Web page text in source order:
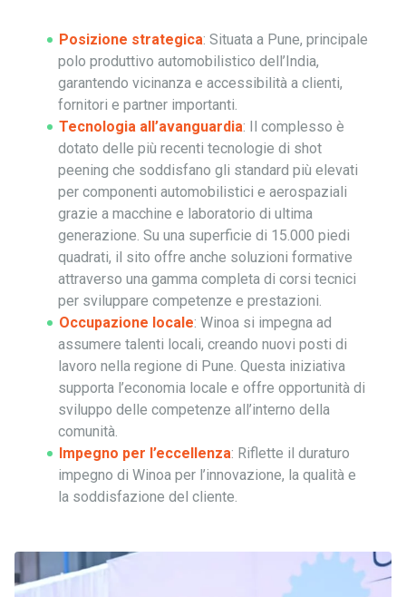
Posizione strategica: Situata a Pune, principale
polo produttivo automobilistico dell’India,
garantendo vicinanza e accessibilità a clienti,
fornitori e partner importanti.
Tecnologia all’avanguardia: Il complesso è
dotato delle più recenti tecnologie di shot
peening che soddisfano gli standard più elevati
per componenti automobilistici e aerospaziali
grazie a macchine e laboratorio di ultima
generazione. Su una superficie di 15.000 piedi
quadrati, il sito offre anche soluzioni formative
attraverso una gamma completa di corsi tecnici
per sviluppare competenze e prestazioni.
Occupazione locale: Winoa si impegna ad
assumere talenti locali, creando nuovi posti di
lavoro nella regione di Pune. Questa iniziativa
supporta l’economia locale e offre opportunità di
sviluppo delle competenze all’interno della
comunità.
Impegno per l’eccellenza: Riflette il duraturo
impegno di Winoa per l’innovazione, la qualità e
la soddisfazione del cliente.